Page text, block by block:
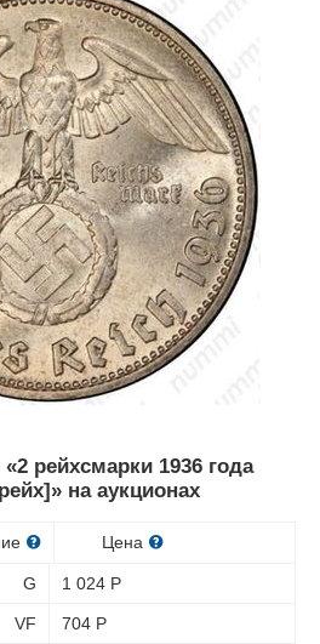
рейхсмарки 1936 года
на аукционах
Цена
G 1 024 Р
VF 704 Р